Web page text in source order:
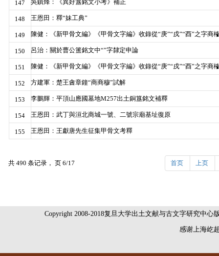
147 吳鎮烽：《異好簋銘文小考》補正
148 王恩田：釋“妹工典”
149 陳健：《新甲骨文編》《甲骨文字編》收錄從“庚”“戌”“酉”之字商
150 呂治：關於曹公簠銘文中“”字隸定申論
151 陳健：《新甲骨文編》《甲骨文字編》收錄從“庚”“戌”“酉”之字商
152 方建軍：楚王酓章鐘“商商穆”試解
153 李鵬輝：平頂山應國墓地M257出土銅簋銘文補釋
154 王恩田：武丁與洹北商城一號、二號宗廟基址復原
155 王恩田：王獻唐先生征集甲骨文考釋
共 490 条记录， 页 6/17 首页 上页
Copyright 2008-2018复旦大学出土文献与古文字研究中
感谢上海屹